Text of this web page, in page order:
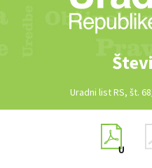
Uradni list RS, št.